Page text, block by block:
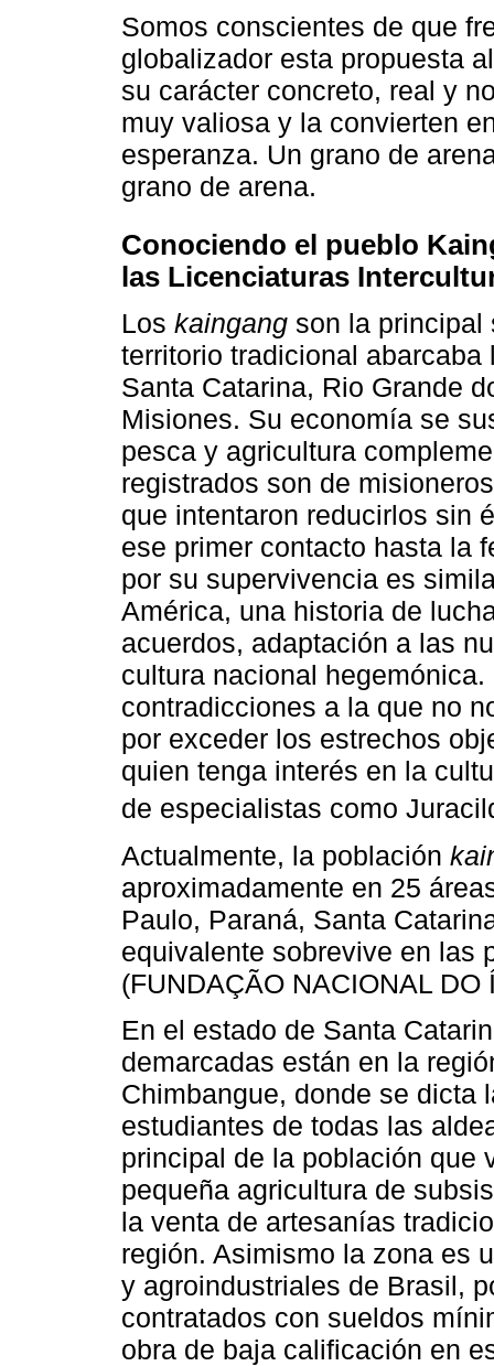
Somos conscientes de que
globalizador esta propuesta
su carácter concreto, real y
muy valiosa y la convierten
esperanza. Un grano de
grano de arena.
Conociendo el pueblo
las Licenciaturas
Los kaingang son la
territorio tradicional
Santa Catarina, Rio Grande
Misiones. Su economía se
pesca y agricultura
registrados son de
que intentaron reducirlos sin
ese primer contacto hasta la
por su supervivencia es
América, una historia de
acuerdos, adaptación a las
cultura nacional
contradicciones a la que no
por exceder los estrechos
quien tenga interés en la
de especialistas como
Actualmente, la población
aproximadamente en 25
Paulo, Paraná, Santa
equivalente sobrevive en las
(FUNDAÇÃO NACIONAL DO
En el estado de Santa
demarcadas están en la
Chimbangue, donde se dicta
estudiantes de todas las
principal de la población que
pequeña agricultura de
la venta de artesanías
región. Asimismo la zona es
y agroindustriales de Brasil,
contratados con sueldos
obra de baja calificación en